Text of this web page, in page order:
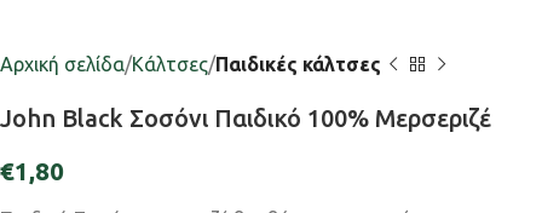
Αρχική σελίδα Κάλτσες Παιδικές κάλτσες
John Black Σοσόνι Παιδικό 100% Μερσεριζέ
€1,80